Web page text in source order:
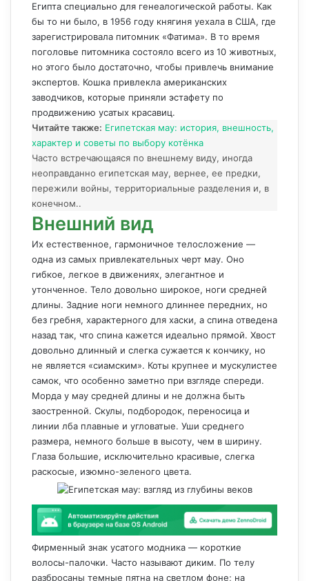
Египта специально для генеалогической работы. Как
бы то ни было, в 1956 году княгиня уехала в США, где
зарегистрировала питомник «Фатима». В то время
поголовье питомника состояло всего из 10 животных,
но этого было достаточно, чтобы привлечь внимание
экспертов. Кошка привлекла американских
заводчиков, которые приняли эстафету по
продвижению усатых красавиц.
Читайте также: Египетская мау: история, внешность,
характер и советы по выбору котёнка
Часто встречающаяся по внешнему виду, иногда
неоправданно египетская мау, вернее, ее предки,
пережили войны, территориальные разделения и, в
конечном..
Внешний вид
Их естественное, гармоничное телосложение —
одна из самых привлекательных черт мау. Оно
гибкое, легкое в движениях, элегантное и
утонченное. Тело довольно широкое, ноги средней
длины. Задние ноги немного длиннее передних, но
без гребня, характерного для хаски, а спина отведена
назад так, что спина кажется идеально прямой. Хвост
довольно длинный и слегка сужается к кончику, но
не является «сиамским». Коты крупнее и мускулистее
самок, что особенно заметно при взгляде спереди.
Морда у мау средней длины и не должна быть
заостренной. Скулы, подбородок, переносица и
линии лба плавные и угловатые. Уши среднего
размера, немного больше в высоту, чем в ширину.
Глаза большие, исключительно красивые, слегка
раскосые, изюмно-зеленого цвета.
Фирменный знак усатого модника — короткие
волосы-палочки. Часто называют диким. По телу
разбросаны темные пятна на светлом фоне; на